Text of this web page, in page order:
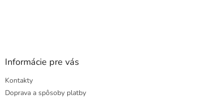
Informácie pre vás
Kontakty
Doprava a spôsoby platby